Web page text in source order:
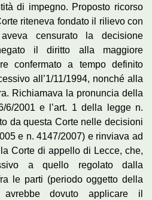
di impegno. Proposto ricorso
riteneva fondato il rilievo con
censurato la decisione
il diritto alla maggiore
confermato a tempo definito
all’1/11/1994, nonché alla
Richiamava la pronuncia della
6/2001 e l’art. 1 della legge n.
da questa Corte nelle decisioni
e n. 4147/2007) e rinviava ad
Corte di appello di Lecce, che,
a quello regolato dalla
le parti (periodo oggetto della
avrebbe dovuto applicare il